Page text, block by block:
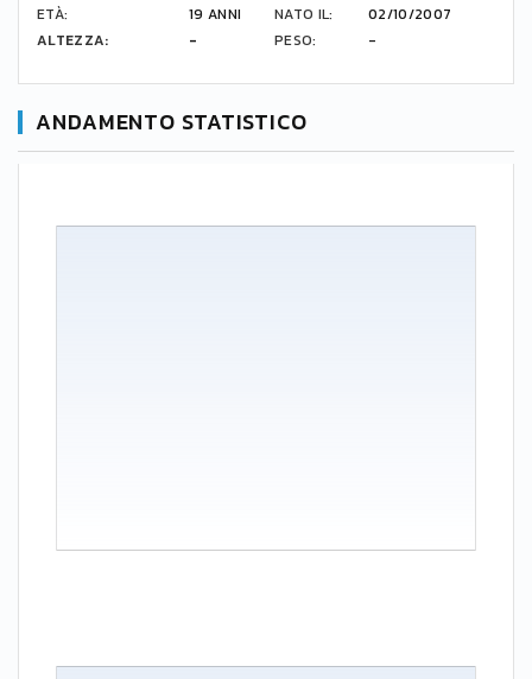
ETÀ:
19 ANNI NATO IL:
02/10/2007
ALTEZZA:
- PESO: -
ANDAMENTO STATISTICO